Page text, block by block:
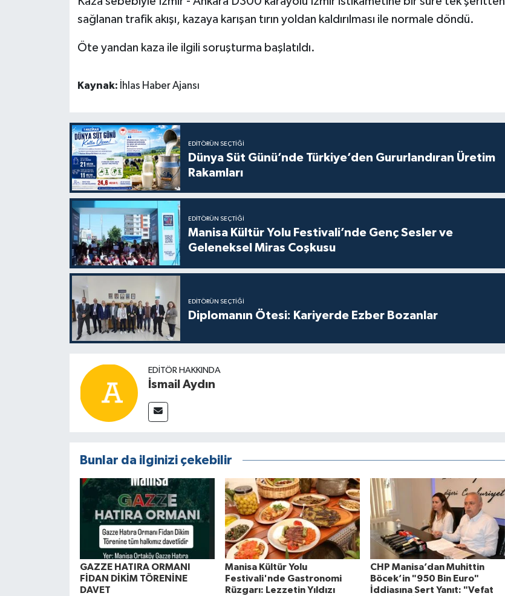
sağlanan trafik akışı, kazaya karışan tırın yoldan kaldırılması ile normale döndü.
Öte yandan kaza ile ilgili soruşturma başlatıldı.
Kaynak: İhlas Haber Ajansı
EDITÖRÜN SEÇTIĞI
Dünya Süt Günü’nde Türkiye’den Gururlandıran Üretim
Rakamları
EDITÖRÜN SEÇTIĞI
Manisa Kültür Yolu Festivali’nde Genç Sesler ve
Geleneksel Miras Coşkusu
EDITÖRÜN SEÇTIĞI
Diplomanın Ötesi: Kariyerde Ezber Bozanlar
EDITÖR HAKKINDA
İsmail Aydın
Bunlar da ilginizi çekebilir
GAZZE HATIRA ORMANI
FİDAN DİKİM TÖRENİNE
DAVET
Manisa Kültür Yolu
Festivali'nde Gastronomi
Rüzgarı: Lezzetin Yıldızı
CHP Manisa’dan Muhittin
Böcek’in "950 Bin Euro"
İddiasına Sert Yanıt: "Vefat